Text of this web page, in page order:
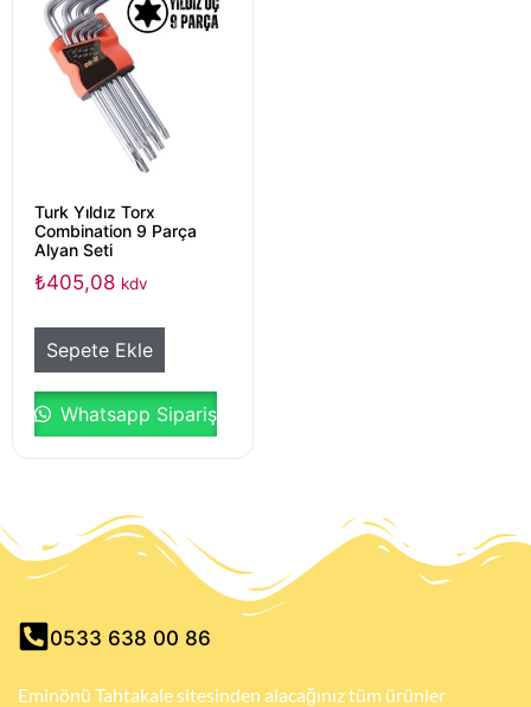
Turk Yıldız Torx
Combination 9 Parça
Alyan Seti
₺405,08 kdv
Sepete Ekle
Whatsapp Sipariş
0533 638 00 86
Eminönü Tahtakale sitesinden alacağınız tüm ürünler